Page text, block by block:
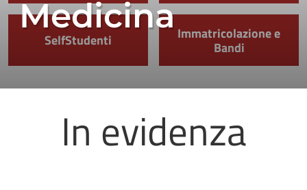
Medicina
SelfStudenti Immatricolazione e
Bandi
In evidenza